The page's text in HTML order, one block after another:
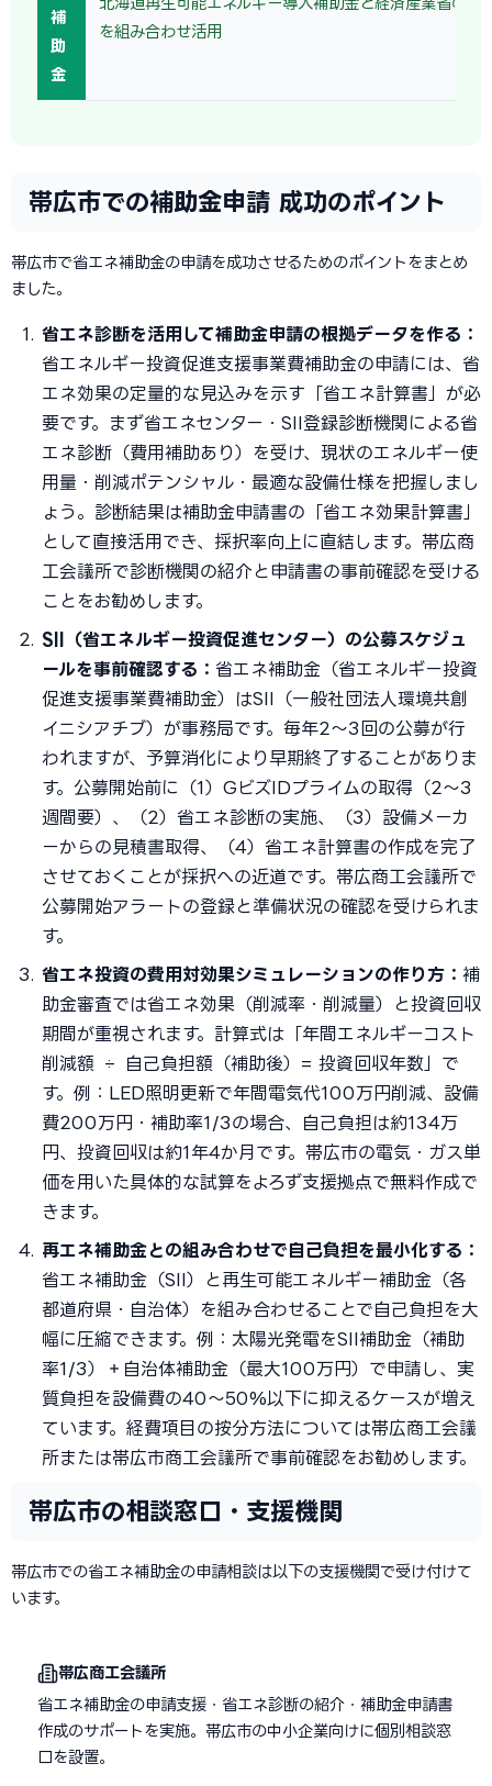
補
助
金
を組み合わせ活用
帯広市での補助金申請 成功のポイント
帯広市で省エネ補助金の申請を成功させるためのポイントをまとめ
ました。
省エネ診断を活用して補助金申請の根拠データを作る：
省エネルギー投資促進支援事業費補助金の申請には、省
エネ効果の定量的な見込みを示す「省エネ計算書」が必
要です。まず省エネセンター・SII登録診断機関による省
エネ診断（費用補助あり）を受け、現状のエネルギー使
用量・削減ポテンシャル・最適な設備仕様を把握しまし
ょう。診断結果は補助金申請書の「省エネ効果計算書」
として直接活用でき、採択率向上に直結します。帯広商
工会議所で診断機関の紹介と申請書の事前確認を受ける
ことをお勧めします。
SII（省エネルギー投資促進センター）の公募スケジュ
ールを事前確認する： 省エネ補助金（省エネルギー投資
促進支援事業費補助金）はSII（一般社団法人環境共創
イニシアチブ）が事務局です。毎年2〜3回の公募が行
われますが、予算消化により早期終了することがありま
す。公募開始前に（1）GビズIDプライムの取得（2〜3
週間要）、（2）省エネ診断の実施、（3）設備メーカ
ーからの見積書取得、（4）省エネ計算書の作成を完了
させておくことが採択への近道です。帯広商工会議所で
公募開始アラートの登録と準備状況の確認を受けられま
す。
省エネ投資の費用対効果シミュレーションの作り方： 補
助金審査では省エネ効果（削減率・削減量）と投資回収
期間が重視されます。計算式は「年間エネルギーコスト
削減額 ÷ 自己負担額（補助後）= 投資回収年数」で
す。例：LED照明更新で年間電気代100万円削減、設備
費200万円・補助率1/3の場合、自己負担は約134万
円、投資回収は約1年4か月です。帯広市の電気・ガス単
価を用いた具体的な試算をよろず支援拠点で無料作成で
きます。
再エネ補助金との組み合わせで自己負担を最小化する：
省エネ補助金（SII）と再生可能エネルギー補助金（各
都道府県・自治体）を組み合わせることで自己負担を大
幅に圧縮できます。例：太陽光発電をSII補助金（補助
率1/3）＋自治体補助金（最大100万円）で申請し、実
質負担を設備費の40〜50%以下に抑えるケースが増え
ています。経費項目の按分方法については帯広商工会議
所または帯広市商工会議所で事前確認をお勧めします。
帯広市の相談窓口・支援機関
帯広市での省エネ補助金の申請相談は以下の支援機関で受け付けて
います。
帯広商工会議所
省エネ補助金の申請支援・省エネ診断の紹介・補助金申請書
作成のサポートを実施。帯広市の中小企業向けに個別相談窓
口を設置。